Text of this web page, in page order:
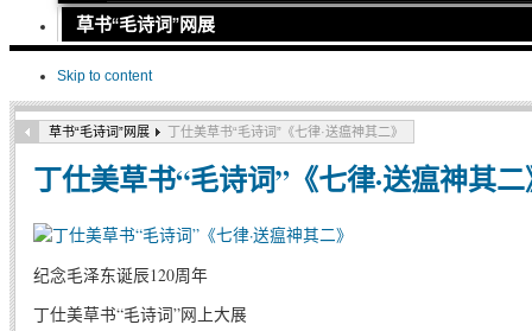
草书“毛诗词”网展
Skip to content
草书“毛诗词”网展 丁仕美草书“毛诗词”《七律·送瘟神其二》
丁仕美草书“毛诗词”《七律·送瘟神其
纪念毛泽东诞辰120周年
丁仕美草书“毛诗词”网上大展